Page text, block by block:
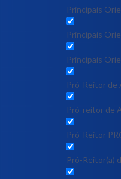
Principais
Principais
Principais
Pró-Reitor
Pró-reitor de
Pró-Reitor
Pró-Reitor(a)